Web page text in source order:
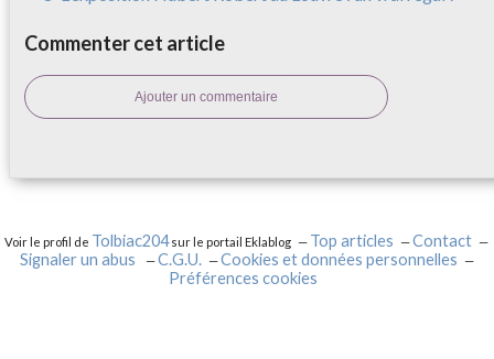
Commenter cet article
Ajouter un commentaire
Voir le profil de Tolbiac204sur le portail Eklablog Top articles
Contact
Signaler un abus
C.G.U.
Cookies et données personnelles
Préférences cookies